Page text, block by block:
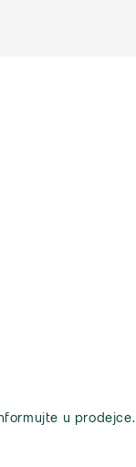
u prodejce.